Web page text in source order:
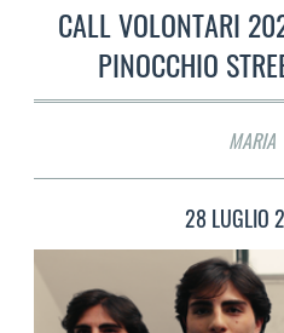
CALL VOLONTARI
PINOCCHIO
MARIA
28 LUGLIO